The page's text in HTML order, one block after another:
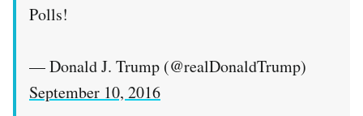
Polls!
— Donald J. Trump (@realDonaldTrump)
September 10, 2016